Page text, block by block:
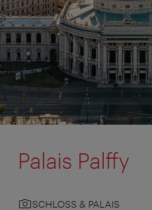
Palais Palffy
SCHLOSS & PALAIS